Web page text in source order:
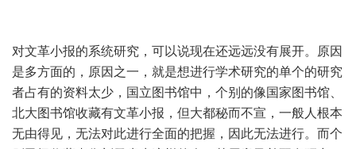
对文革小报的系统研究，可以说现在还远远没有展开。原因
是多方面的，原因之一，就是想进行学术研究的单个的研究
者占有的资料太少，国立图书馆中，个别的像国家图书馆、
北大图书馆收藏有文革小报，但大都秘而不宣，一般人根本
无由得见，无法对此进行全面的把握，因此无法进行。而个